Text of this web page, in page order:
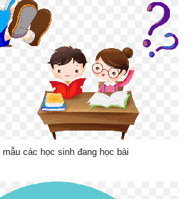
mẫu các học sinh đang học bài